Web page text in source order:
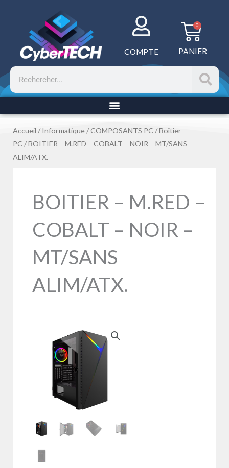
COMPTE
0
PANIER
Rechercher
Accueil /Informatique /COMPOSANTS PC /Boîtier
PC / BOITIER – M.RED – COBALT – NOIR – MT/SANS
ALIM/ATX.
BOITIER – M.RED –
COBALT – NOIR –
MT/SANS
ALIM/ATX.